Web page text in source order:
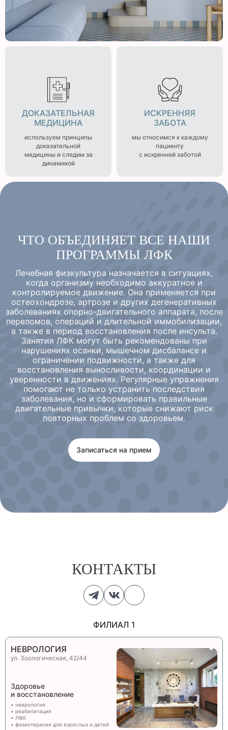
ДОКАЗАТЕЛЬНАЯ
МЕДИЦИНА
используем принципы
доказательной
медицины и следим за
динамикой
ИСКРЕННЯЯ
ЗАБОТА
мы относимся к каждому
пациенту
с искренней заботой
ЧТО ОБЪЕДИНЯЕТ ВСЕ НАШИ
ПРОГРАММЫ ЛФК
Лечебная физкультура назначается в ситуациях,
когда организму необходимо аккуратное и
контролируемое движение. Она применяется при
остеохондрозе, артрозе и других дегенеративных
заболеваниях опорно-двигательного аппарата, после
переломов, операций и длительной иммобилизации,
а также в период восстановления после инсульта.
Занятия ЛФК могут быть рекомендованы при
нарушениях осанки, мышечном дисбалансе и
ограничении подвижности, а также для
восстановления выносливости, координации и
уверенности в движениях. Регулярные упражнения
помогают не только устранить последствия
заболевания, но и сформировать правильные
двигательные привычки, которые снижают риск
повторных проблем со здоровьем.
Записаться на прием
КОНТАКТЫ
ФИЛИАЛ 1
НЕВРОЛОГИЯ
ул. Зоологическая, 42/44
Здоровье
и восстановление
• неврология
• реабилитация
• ЛФК
• физиотерапия для взрослых и детей